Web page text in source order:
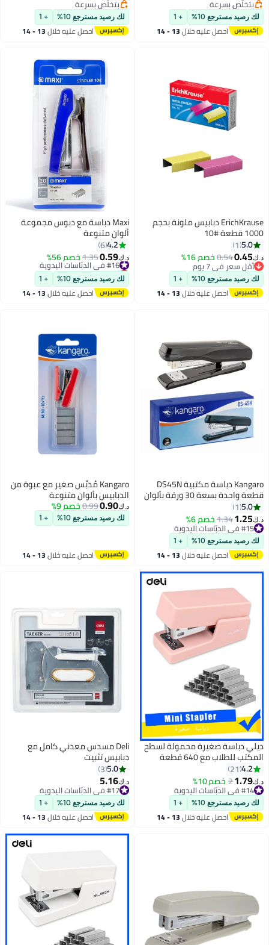
بتخلّص بسرعة
بتخلّص بسرعة
لك رصيد مسترجع 10% + 1
احصل عليه خلال 13 - 14
بتخلّص بسرعة
بتخلّص بسرعة
لك رصيد مسترجع 10% + 1
احصل عليه خلال 13 - 14
ErichKrause دبابيس ملونة بحجم
1000 قطعة #10
5.0
1
د.ك‏0.45
0.54خصم 16%
أقل سعر في 7 يوم
أقل سعر في 7 يوم
لك رصيد مسترجع 10% + 1
احصل عليه خلال 13 - 14
Maxi دباسة مع دبوس مجموعة
ألوان متنوعة
4.2
6
د.ك‏0.59
1.35خصم 56% #16 في الدبّاسات اليدوية
أقل سعر في السنة
#16 في الدبّاسات اليدوية
لك رصيد مسترجع 10% + 1
احصل عليه خلال 13 - 14
Kangaro دباسة مكتبية DS45N
قطعة واحدة بسعة 30 ورقة بألوان
متنوعة
5.0
1
د.ك‏1.25
1.34خصم 6%
#15 في الدبّاسات اليدوية
#15 في الدبّاسات اليدوية
لك رصيد مسترجع 10% + 1
احصل عليه خلال 13 - 14
Kangaro مُدبِّس صغير مع عبوة من
الدبابيس بألوان متنوعة
د.ك‏0.90
0.99خصم 9%
لك رصيد مسترجع 10% + 1
احصل عليه خلال 13 - 14
ديلي دباسة صغيرة محمولة لسطح
المكتب للطلاب مع 640 قطعة
دبابيس
4.2
21
د.ك‏1.79
2خصم 10%
#14 في الدبّاسات اليدوية
#14 في الدبّاسات اليدوية
لك رصيد مسترجع 10% + 1
احصل عليه خلال 13 - 14
Deli مسدس معدني كامل مع
دبابيس تثبيت
5.0
3
د.ك‏5.16
#17 في الدبّاسات اليدوية
#17 في الدبّاسات اليدوية
لك رصيد مسترجع 10% + 1
احصل عليه خلال 13 - 14